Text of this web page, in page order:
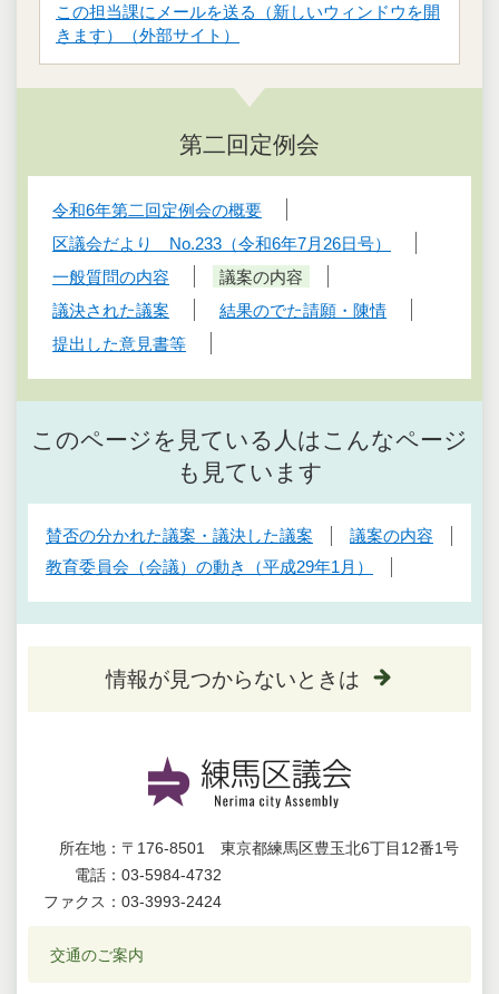
この担当課にメールを送る（新しいウィンドウを開
きます）（外部サイト）
第二回定例会
令和6年第二回定例会の概要
区議会だより No.233（令和6年7月26日号）
一般質問の内容
議案の内容
議決された議案
結果のでた請願・陳情
提出した意見書等
このページを見ている人はこんなページ
も見ています
賛否の分かれた議案・議決した議案
議案の内容
教育委員会（会議）の動き（平成29年1月）
情報が見つからないときは
所在地： 〒176-8501 東京都練馬区豊玉北6丁目12番1号
電話： 03-5984-4732
ファクス： 03-3993-2424
交通のご案内